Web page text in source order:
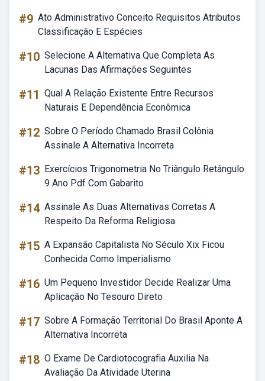
#9 Ato Administrativo Conceito Requisitos Atributos
Classificação E Espécies
#10 Selecione A Alternativa Que Completa As
Lacunas Das Afirmações Seguintes
#11 Qual A Relação Existente Entre Recursos
Naturais E Dependência Econômica
#12 Sobre O Período Chamado Brasil Colônia
Assinale A Alternativa Incorreta
#13 Exercícios Trigonometria No Triângulo Retângulo
9 Ano Pdf Com Gabarito
#14 Assinale As Duas Alternativas Corretas A
Respeito Da Reforma Religiosa.
#15 A Expansão Capitalista No Século Xix Ficou
Conhecida Como Imperialismo
#16 Um Pequeno Investidor Decide Realizar Uma
Aplicação No Tesouro Direto
#17 Sobre A Formação Territorial Do Brasil Aponte A
Alternativa Incorreta
#18 O Exame De Cardiotocografia Auxilia Na
Avaliação Da Atividade Uterina